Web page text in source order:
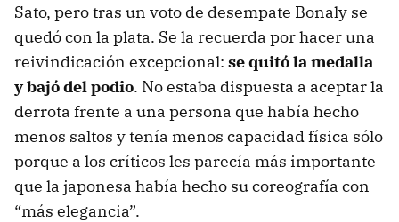
Sato, pero tras un voto de desempate Bonaly se
quedó con la plata. Se la recuerda por hacer una
reivindicación excepcional: se quitó la medalla
y bajó del podio. No estaba dispuesta a aceptar la
derrota frente a una persona que había hecho
menos saltos y tenía menos capacidad física sólo
porque a los críticos les parecía más importante
que la japonesa había hecho su coreografía con
“más elegancia”.